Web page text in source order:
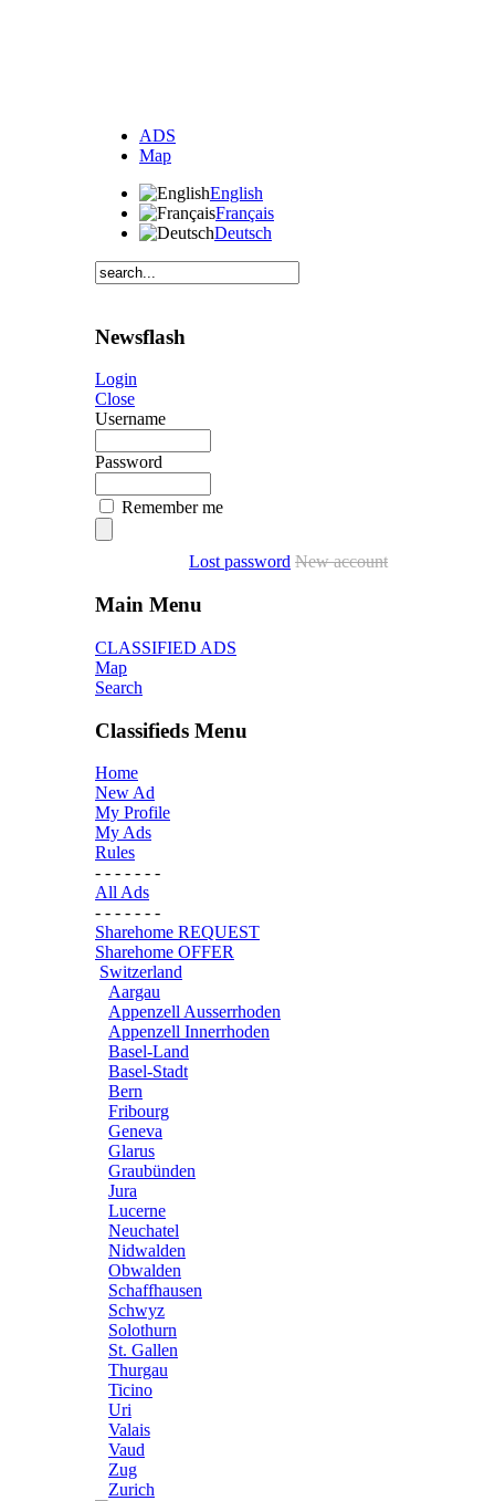
ADS
Map
English
Français
Deutsch
Newsflash
Login
Close
Username
Password
Remember me
Lost password New account
Main Menu
CLASSIFIED ADS
Map
Search
Classifieds Menu
Home
New Ad
My Profile
My Ads
Rules
- - - - - - -
All Ads
- - - - - - -
Sharehome REQUEST
Sharehome OFFER
Switzerland
Aargau
Appenzell Ausserrhoden
Appenzell Innerrhoden
Basel-Land
Basel-Stadt
Bern
Fribourg
Geneva
Glarus
Graubünden
Jura
Lucerne
Neuchatel
Nidwalden
Obwalden
Schaffhausen
Schwyz
Solothurn
St. Gallen
Thurgau
Ticino
Uri
Valais
Vaud
Zug
Zurich